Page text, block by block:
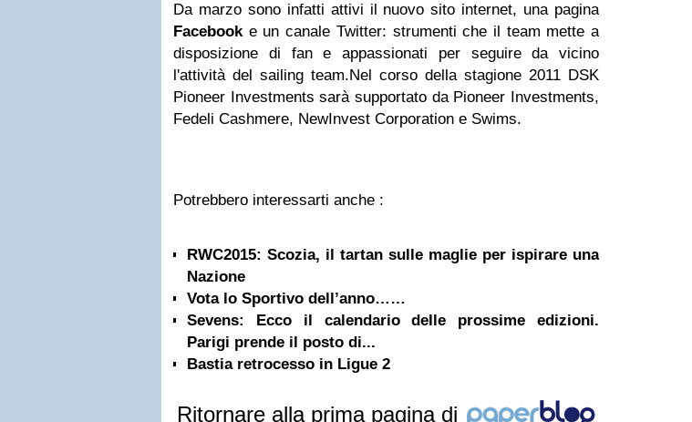
Da marzo sono infatti attivi il nuovo sito internet, una pagina
Facebooke un canale Twitter: strumenti che il team mette a
disposizione di fan e appassionati per seguire da vicino
l'attività del sailing team.Nel corso della stagione 2011 DSK
Pioneer Investments sarà supportato da Pioneer Investments,
Fedeli Cashmere, NewInvest Corporation e Swims.
Potrebbero interessarti anche :
RWC2015: Scozia, il tartan sulle maglie per ispirare una
Nazione
Vota lo Sportivo dell’anno……
Sevens: Ecco il calendario delle prossime edizioni.
Parigi prende il posto di...
Bastia retrocesso in Ligue 2
Ritornare alla prima pagina di